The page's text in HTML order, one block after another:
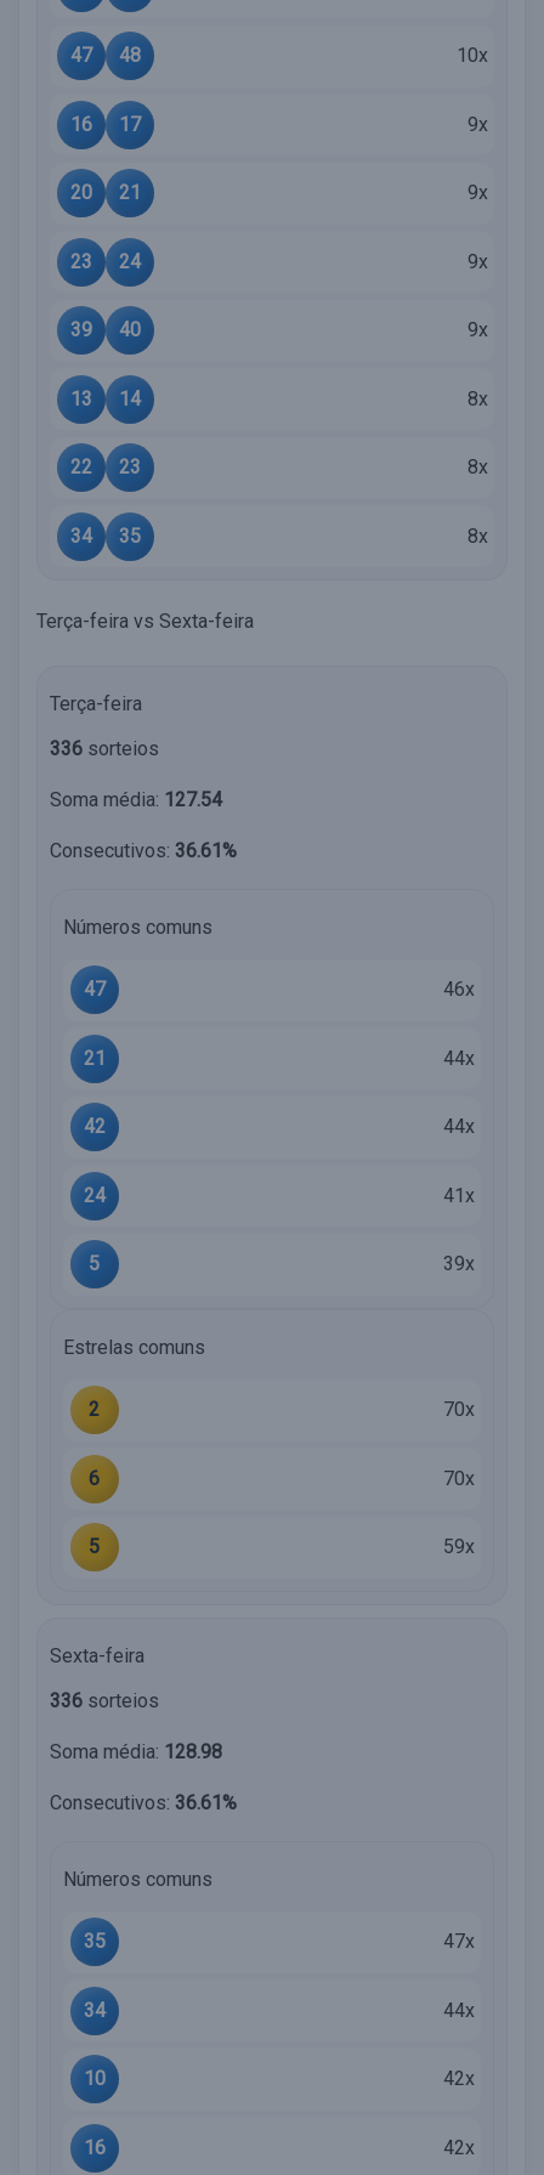
47 48 10x
16 17 9x
20 21 9x
23 24 9x
39 40 9x
13 14 8x
22 23 8x
34 35 8x
Terça-feira vs Sexta-feira
Terça-feira
336 sorteios
Soma média: 127.54
Consecutivos: 36.61%
Números comuns
47 46x
21 44x
42 44x
24 41x
5 39x
Estrelas comuns
2 70x
6 70x
5 59x
Sexta-feira
336 sorteios
Soma média: 128.98
Consecutivos: 36.61%
Números comuns
35 47x
34 44x
10 42x
16 42x